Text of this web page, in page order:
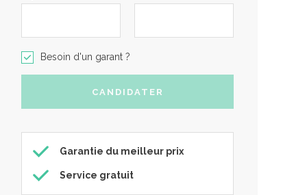
Besoin d'un garant ?
Garantie du meilleur prix
Service gratuit